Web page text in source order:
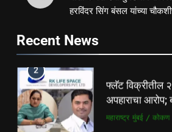
मोशी कचरा डेपो
4
शिळगावच्या
समाजसेवेचा
महाराष्ट्र मुंबई / कोकण
हरविंदर सिंग बंसल यांच्या
Recent News
फ्लॅट विक्रीतील
अपहाराचा
3
मोशी कचरा डेपो
कार्यकारी
यांच्या चौकशीची
पश्चिम महाराष्ट्र